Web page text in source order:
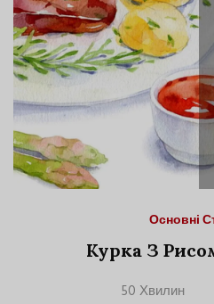
Основні
Курка З
50 Хвилин